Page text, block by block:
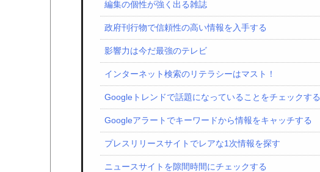
編集の個性が強く出る雑誌
政府刊行物で信頼性の高い情報を入手する
影響力は今だ最強のテレビ
インターネット検索のリテラシーはマスト！
Googleトレンドで話題になっていることをチェックする
Googleアラートでキーワードから情報をキャッチする
プレスリリースサイトでレアな1次情報を探す
ニュースサイトを隙間時間にチェックする